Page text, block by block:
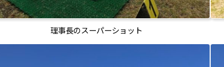
理事長のスーパーショット